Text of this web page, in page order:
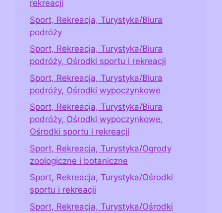
rekreacji
Sport, Rekreacja, Turystyka/Biura
podróży
Sport, Rekreacja, Turystyka/Biura
podróży, Ośrodki sportu i rekreacji
Sport, Rekreacja, Turystyka/Biura
podróży, Ośrodki wypoczynkowe
Sport, Rekreacja, Turystyka/Biura
podróży, Ośrodki wypoczynkowe,
Ośrodki sportu i rekreacji
Sport, Rekreacja, Turystyka/Ogrody
zoologiczne i botaniczne
Sport, Rekreacja, Turystyka/Ośrodki
sportu i rekreacji
Sport, Rekreacja, Turystyka/Ośrodki